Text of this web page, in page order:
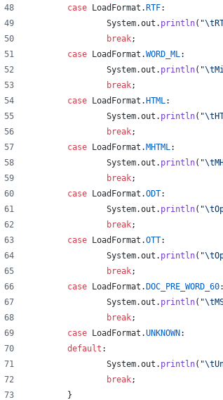
case
LoadFormat . RTF:
System.out . println( "\t
break;
case
LoadFormat .WORD_ML:
System.out . println( "\t
break;
case
LoadFormat . HTML:
System.out . println( "\t
break;
case
LoadFormat . MHTML:
System.out . println( "\t
break;
case
LoadFormat .ODT:
System.out . println( "\t
break;
case
LoadFormat .OTT:
System.out . println( "\t
break;
case
LoadFormat . DOC_PRE_WORD_60:
System.out . println( "\t
break;
case
LoadFormat .UNKNOWN :
default :
System.out . println( "\t
break;
	}